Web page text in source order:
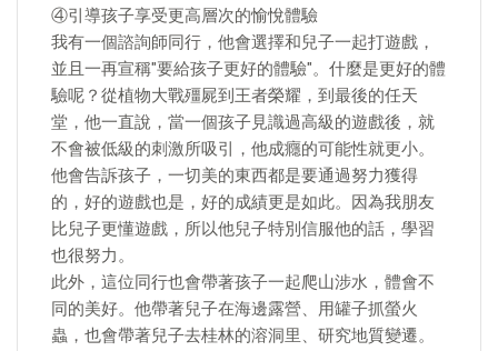
④引導孩子享受更高層次的愉悅體驗
我有一個諮詢師同行，他會選擇和兒子一起打遊戲，
並且一再宣稱"要給孩子更好的體驗"。什麼是更好的體
驗呢？從植物大戰殭屍到王者榮耀，到最後的任天
堂，他一直說，當一個孩子見識過高級的遊戲後，就
不會被低級的刺激所吸引，他成癮的可能性就更小。
他會告訴孩子，一切美的東西都是要通過努力獲得
的，好的遊戲也是，好的成績更是如此。因為我朋友
比兒子更懂遊戲，所以他兒子特別信服他的話，學習
也很努力。
此外，這位同行也會帶著孩子一起爬山涉水，體會不
同的美好。他帶著兒子在海邊露營、用罐子抓螢火
蟲，也會帶著兒子去桂林的溶洞里、研究地質變遷。